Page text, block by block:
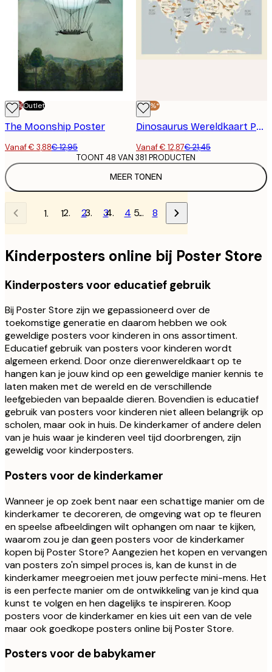
-70%Outlet
The Moonship Poster
Vanaf € 3,88€ 12,95
-40%*
Dinosaurus Wereldkaart Poster
Vanaf € 12,87€ 21,45
MEER TONEN
TOONT 48 VAN 381 PRODUCTEN
1 2 3 4 … 8
Kinderposters online bij Poster Store
Kinderposters voor educatief gebruik
Bij Poster Store zijn we gepassioneerd over de
toekomstige generatie en daarom hebben we ook
geweldige posters voor kinderen in ons assortiment.
Educatief gebruik van posters voor kinderen wordt
algemeen erkend. Door onze dierenwereldkaart op te
hangen kan je jouw kind op een geweldige manier kennis te
laten maken met de wereld en de verschillende
leefgebieden van bepaalde dieren. Bovendien is educatief
gebruik van posters voor kinderen niet alleen belangrijk op
scholen, maar ook in huis. De kinderkamer of andere delen
van je huis waar je kinderen veel tijd doorbrengen, zijn
geweldig voor kinderposters.
Posters voor de kinderkamer
Wanneer je op zoek bent naar een schattige manier om de
kinderkamer te decoreren, de omgeving wat op te fleuren
en speelse afbeeldingen wilt ophangen om naar te kijken,
waarom zou je dan geen posters voor de kinderkamer
kopen bij Poster Store? Aangezien het kopen en vervangen
van posters zo'n simpel proces is, kan de kunst in de
kinderkamer meegroeien met jouw perfecte mini-mens. Het
is een perfecte manier om de ontwikkeling van je kind qua
kunst te volgen en hen dagelijks te inspireren. Koop
posters voor de kinderkamer en kies uit een van de vele
maar ook goedkope posters online bij Poster Store.
Posters voor de babykamer